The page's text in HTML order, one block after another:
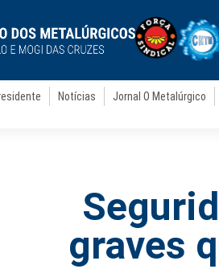
Notícias Jornal O Metalúrgico
graves